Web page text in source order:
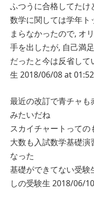
ふつうに合格してたけ
数学に関しては学年ト
まらなかったので, オ
手を出したが, 自己満
だったと今は反省して
生2018/06/08 at 01:52
最近の改訂で青チャも
みたいだね
スカイチャートっての
大数も入試数学基礎
なった
基礎ができてない受験
しの受験生 2018/06/